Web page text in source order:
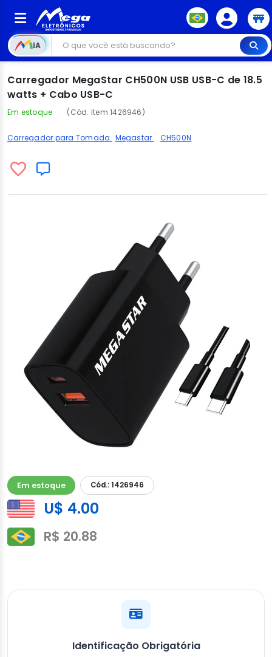
IA
Carregador MegaStar CH500N USB USB-C de 18.5
watts + Cabo USB-C
Em estoque (Cód. Item 1426946)
Carregador para Tomada Megastar CH500N
Em estoque Cód.: 1426946
U$ 4.00
R$ 20.88
Identificação Obrigatória